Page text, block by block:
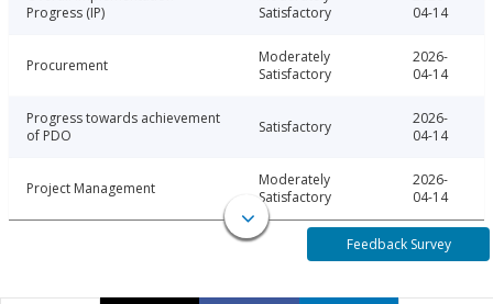
Progress (IP)
Satisfactory
04-14
Procurement
Moderately
Satisfactory
2026-
04-14
Progress towards achievement
of PDO
Satisfactory
2026-
04-14
Project Management
Moderately
Satisfactory
2026-
04-14
Feedback Survey